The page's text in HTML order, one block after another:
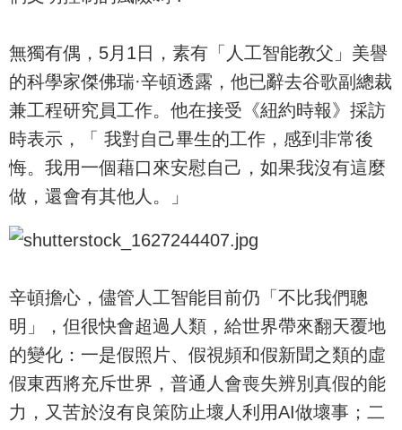
無獨有偶，5月1日，素有「人工智能教父」美譽
的科學家傑佛瑞·辛頓透露，他已辭去谷歌副總裁
兼工程研究員工作。他在接受《紐約時報》採訪
時表示，「 我對自己畢生的工作，感到非常後
悔。我用一個藉口來安慰自己，如果我沒有這麼
做，還會有其他人。」
辛頓擔心，儘管人工智能目前仍「不比我們聰
明」，但很快會超過人類，給世界帶來翻天覆地
的變化：一是假照片、假視頻和假新聞之類的虛
假東西將充斥世界，普通人會喪失辨別真假的能
力，又苦於沒有良策防止壞人利用AI做壞事；二